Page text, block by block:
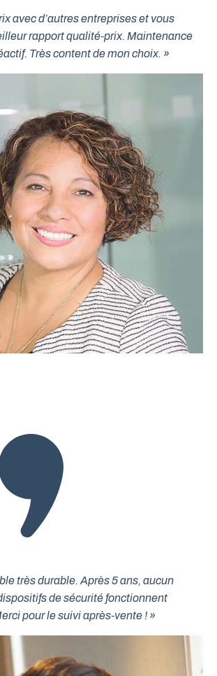
avec d’autres entreprises et vous
rapport qualité-prix. Maintenance
Très content de mon choix. »
très durable. Après 5 ans, aucun
de sécurité fonctionnent
pour le suivi après-vente ! »